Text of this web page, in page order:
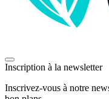
Inscription à la newsletter
Inscrivez-vous à notre